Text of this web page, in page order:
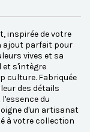
inspirée de votre
ajout parfait pour
vives et sa
et s'intègre
culture. Fabriquée
des détails
du
d'un artisanat
à votre collection